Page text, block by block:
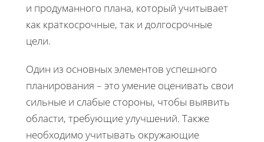
и продуманного плана, который учитывает
как краткосрочные, так и долгосрочные
цели.
Один из основных элементов успешного
планирования – это умение оценивать свои
сильные и слабые стороны, чтобы выявить
области, требующие улучшений. Также
необходимо учитывать окружающие